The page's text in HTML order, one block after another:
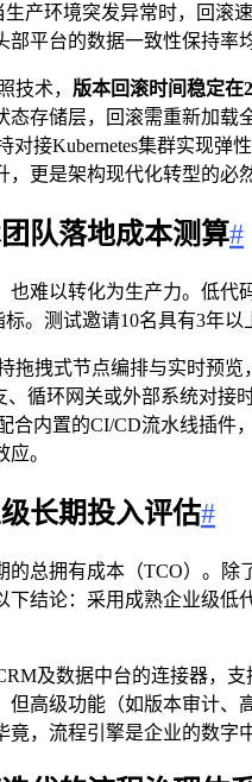
产环境突发异常时，回
平台的数据一致性保持率
技术， 版本回滚时间稳定在
存储层，回滚需重新加
对接Kubernetes集群实现
，更是架构现代化转型的必
队落地成本测算#
难以转化为生产力。低
。测试邀请10名具有3年
拖拽式节点编排与实时预览，
循环网关或外部系统对接
合内置的CI/CD流水线插
。
长期投入评估#
总拥有成本（TCO）。
结论：采用成熟企业级低
及数据中台的连接器，
高级功能（如版本审计
，流程引擎是企业的数字